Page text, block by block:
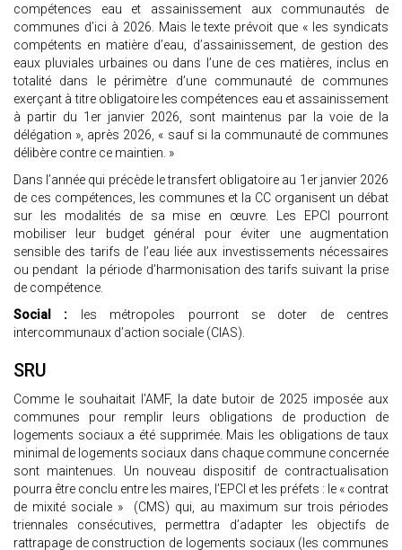
compétences eau et assainissement aux communautés de
communes d’ici à 2026. Mais le texte prévoit que « les syndicats
compétents en matière d’eau, d’assainissement, de gestion des
eaux pluviales urbaines ou dans l’une de ces matières, inclus en
totalité dans le périmètre d’une communauté de communes
exerçant à titre obligatoire les compétences eau et assainissement
à partir du 1er janvier 2026, sont maintenus par la voie de la
délégation », après 2026, « sauf si la communauté de communes
délibère contre ce maintien. »
Dans l’année qui précède le transfert obligatoire au 1er janvier 2026
de ces compétences, les communes et la CC organisent un débat
sur les modalités de sa mise en œuvre. Les EPCI pourront
mobiliser leur budget général pour éviter une augmentation
sensible des tarifs de l’eau liée aux investissements nécessaires
ou pendant la période d’harmonisation des tarifs suivant la prise
de compétence.
Social : les métropoles pourront se doter de centres
intercommunaux d’action sociale (CIAS).
SRU
Comme le souhaitait l’AMF, la date butoir de 2025 imposée aux
communes pour remplir leurs obligations de production de
logements sociaux a été supprimée. Mais les obligations de taux
minimal de logements sociaux dans chaque commune concernée
sont maintenues. Un nouveau dispositif de contractualisation
pourra être conclu entre les maires, l’EPCI et les préfets : le « contrat
de mixité sociale » (CMS) qui, au maximum sur trois périodes
triennales consécutives, permettra d’adapter les objectifs de
rattrapage de construction de logements sociaux (les communes